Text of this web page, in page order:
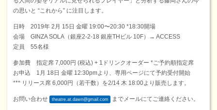
の思いと “これから” に注目します。
日時 2019年 2月 15日 金曜 19:00〜20:30 *18:30開場
会場 GINZA SOLA（銀座2-2-18 銀座THビル 10F）→ ACCESS
定員 55名様
参加費 指定席 7,000円 (税込) + 1ドリンクオーダー *ご予約順指定席
お申込 1月 18日 金曜 12:30pmより、専用ページにて予約受付開始
*** リリース席 6,000円（若干数）を2/14 木 18:00より販売します。
お問い合わせ theatre.at.dawn@gmail.com までメールにてご連絡ください。